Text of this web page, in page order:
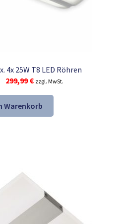
4x 25W T8 LED Röhren
Ursprünglicher
war:
399,99 €
299,99€Aktueller
ist:
299,99 €.
zzgl. MwSt.
Warenkorb